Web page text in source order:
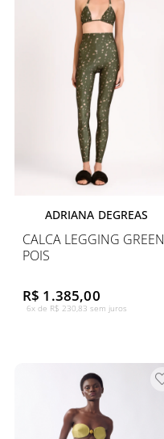
ADRIANA DEGREAS
CALCA LEGGING GREEN
POIS
R$ 1.385,00
6x de R$ 230,83 sem juros